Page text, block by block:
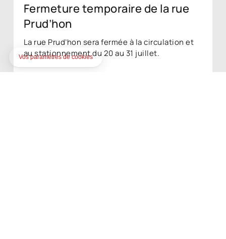
Fermeture temporaire de la rue
Prud’hon
La rue Prud’hon sera fermée à la circulation et
au stationnement du 20 au 31 juillet.